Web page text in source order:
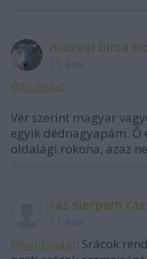
maxval birca
@bulista:
Vér szerint magyar
egyik dédnagyapám. Ő
oldalági rokona, azaz
raz sierpem
@vajdasagi: Srácok